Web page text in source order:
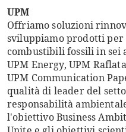
UPM
Offriamo soluzioni
sviluppiamo prodotti
combustibili fossili in sei
UPM Energy, UPM
UPM Communication
qualità di leader del
responsabilità
l'obiettivo Business